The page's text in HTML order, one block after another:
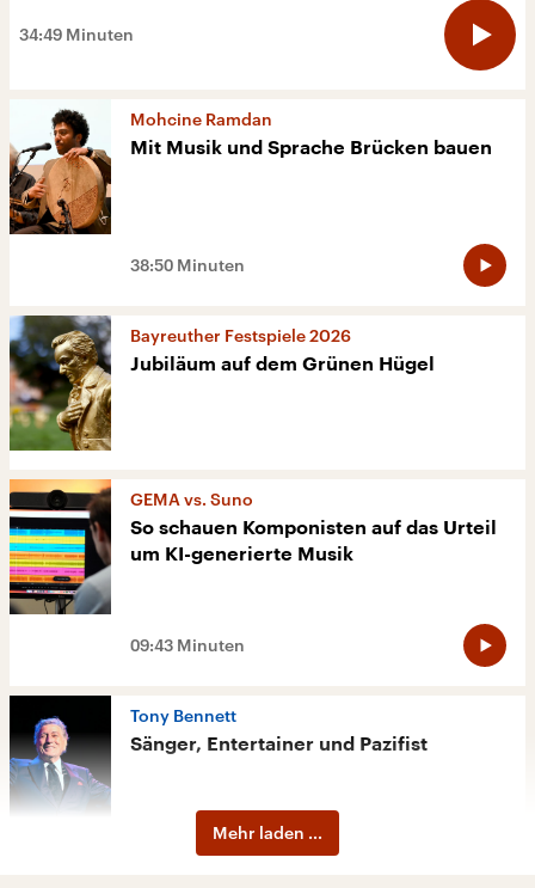
34:49 Minuten
Mohcine Ramdan
Mit Musik und Sprache Brücken bauen
38:50 Minuten
Bayreuther Festspiele 2026
Jubiläum auf dem Grünen Hügel
GEMA vs. Suno
So schauen Komponisten auf das Urteil
um KI-generierte Musik
09:43 Minuten
Tony Bennett
Sänger, Entertainer und Pazifist
04:55 Minuten
Mehr laden ...